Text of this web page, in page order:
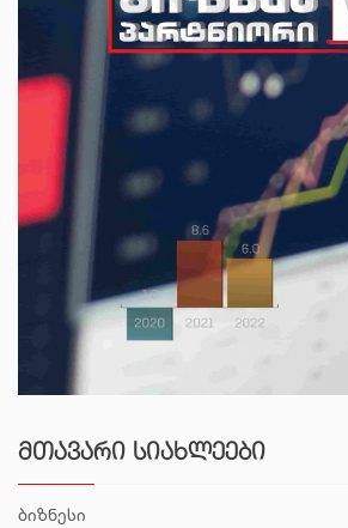
ᲛᲗᲐᲕᲐᲠᲘ ᲡᲘᲐᲮᲚᲔᲔᲑᲘ
ბიზნესი